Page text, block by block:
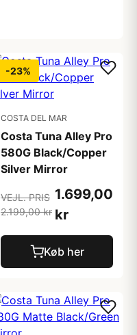
-23%
COSTA DEL MAR
Costa Tuna Alley Pro
580G Black/Copper
Silver Mirror
VEJL. PRIS
2.199,00 kr
1.699,00
kr
Køb her